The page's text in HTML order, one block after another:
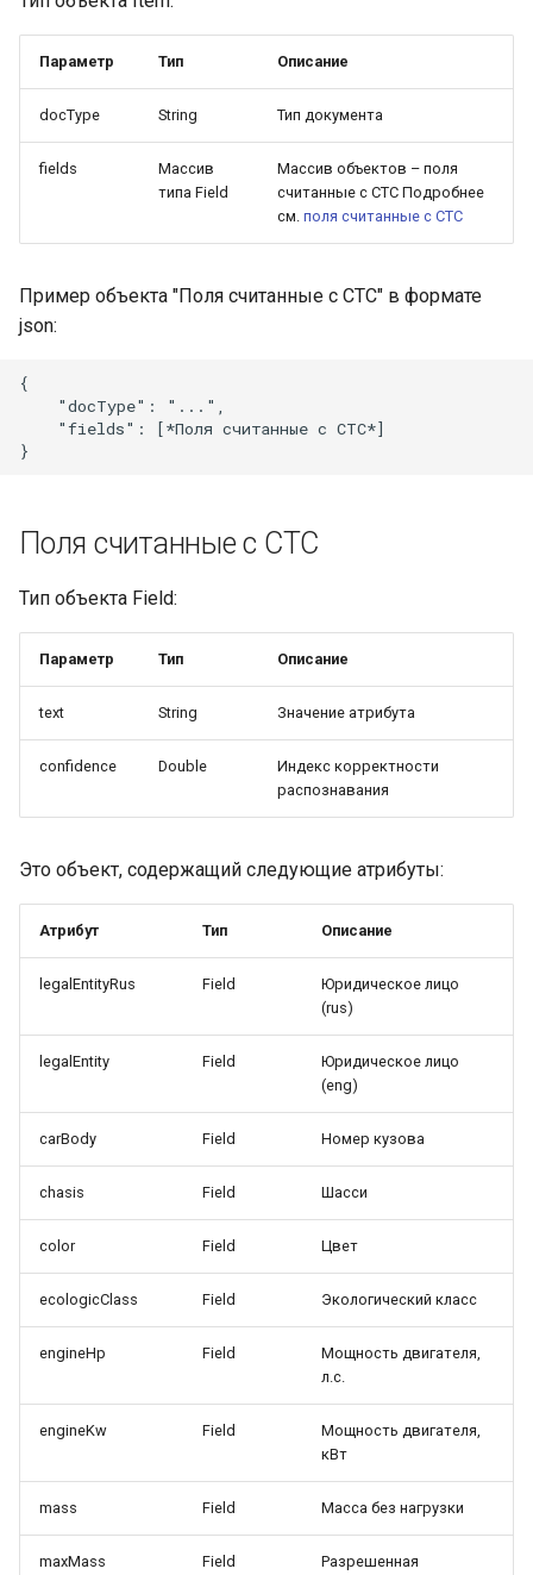
Параметр Тип Описание
docType String Тип документа
fields
Массив
типа Field
Массив объектов – поля
считанные с СТС Подробнее
см. поля считанные с СТС
Пример объекта "Поля считанные с СТС" в формате
json:
{
    "docType": "...",
    "fields": [*Поля считанные с СТС*]
Поля считанные с СТС
Тип объекта Field:
Параметр Тип Описание
text String Значение атрибута
confidence Double
Индекс корректности
распознавания
Это объект, содержащий следующие атрибуты:
Атрибут Тип Описание
legalEntityRus Field
Юридическое лицо
(rus)
legalEntity Field
Юридическое лицо
(eng)
carBody Field Номер кузова
chasis Field Шасси
color Field Цвет
ecologicClass Field Экологический класс
engineHp Field
Мощность двигателя,
л.с.
engineKw Field
Мощность двигателя,
кВт
mass Field Масса без нагрузки
maxMass Field
Разрешенная